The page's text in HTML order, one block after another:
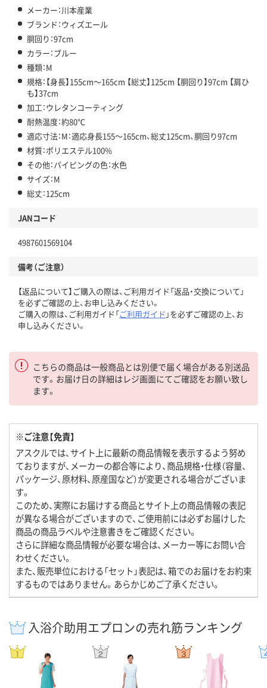
メーカー：川本産業
ブランド：ウィズエール
胴回り：97cm
カラー：ブルー
種類：M
規格：【身長】155cm～165cm 【総丈】125cm 【胴回り】97cm 【肩ひ
も】37cm
加工：ウレタンコーティング
耐熱温度：約80℃
適応寸法：M：適応身長155～165cm、総丈125cm、胴回り97cm
材質：ポリエステル100%
その他：パイピングの色：水色
サイズ：M
総丈：125cm
JANコード
4987601569104
備考（ご注意）
【返品について】ご購入の際は、ご利用ガイド「返品・交換について」
を必ずご確認の上、お申し込みください。
ご購入の際は、ご利用ガイド「ご利用ガイド 」を必ずご確認の上、お
申し込みください。
こちらの商品は一般商品とは別便で届く場合がある別送品
です。お届け日の詳細はレジ画面にてご確認をお願い致し
ます。
※ご注意【免責】
アスクルでは、サイト上に最新の商品情報を表示するよう努め
ておりますが、メーカーの都合等により、商品規格・仕様（容量、
パッケージ、原材料、原産国など）が変更される場合がございま
す。
このため、実際にお届けする商品とサイト上の商品情報の表記
が異なる場合がございますので、ご使用前には必ずお届けした
商品の商品ラベルや注意書きをご確認ください。
さらに詳細な商品情報が必要な場合は、メーカー等にお問い合
わせください。
また、販売単位における「セット」表記は、箱でのお届けをお約束
するものではありません。あらかじめご了承ください。
入浴介助用エプロンの売れ筋ランキング